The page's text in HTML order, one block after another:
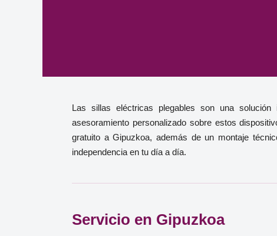
Las sillas eléctricas plegables son una
asesoramiento personalizado sobre estos
gratuito a Gipuzkoa, además de un montaje
independencia en tu día a día.
Servicio en Gipuzkoa